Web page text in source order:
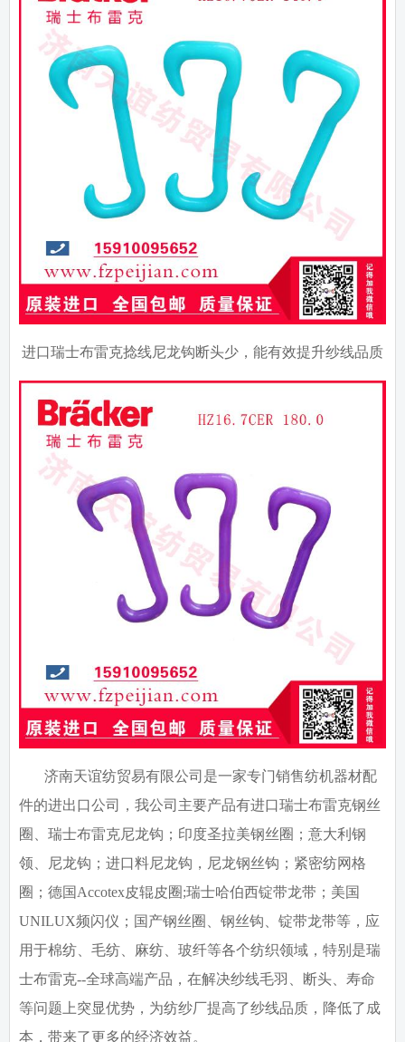
进口瑞士布雷克捻线尼龙钩断头少，能有效提升纱线品质
济南天谊纺贸易有限公司是一家专门销售纺机器材配
件的进出口公司，我公司主要产品有进口瑞士布雷克钢丝
圈、瑞士布雷克尼龙钩；印度圣拉美钢丝圈；意大利钢
领、尼龙钩；进口料尼龙钩，尼龙钢丝钩；紧密纺网格
圈；德国 Accotex皮辊皮圈;瑞士哈伯西锭带龙带；美国
UNILUX频闪仪；国产钢丝圈、钢丝钩、锭带龙带等，应
用于棉纺、毛纺、麻纺、玻纤等各个纺织领域，特别是瑞
士布雷克--全球高端产品，在解决纱线毛羽、断头、寿命
等问题上突显优势，为纺纱厂提高了纱线品质，降低了成
本，带来了更多的经济效益。